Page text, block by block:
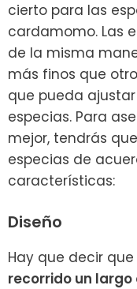
cierto para las
cardamomo. Las
de la misma
más finos que
que pueda
especias. Para
mejor, tendrás
especias de
características:
Diseño
Hay que decir que
recorrido un